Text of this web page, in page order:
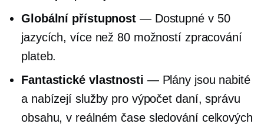
Globální přístupnost — Dostupné v 50
jazycích, více než 80 možností zpracování
plateb.
Fantastické vlastnosti — Plány jsou nabité
a nabízejí služby pro výpočet daní, správu
obsahu,v reálném časesledování celkových